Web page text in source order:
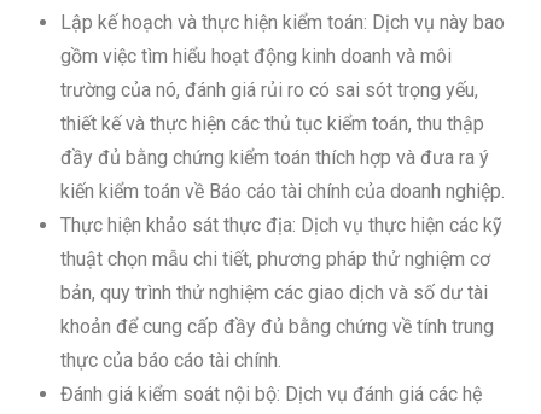
Lập kế hoạch và thực hiện kiểm toán: Dịch vụ này bao
gồm việc tìm hiểu hoạt động kinh doanh và môi
trường của nó, đánh giá rủi ro có sai sót trọng yếu,
thiết kế và thực hiện các thủ tục kiểm toán, thu thập
đầy đủ bằng chứng kiểm toán thích hợp và đưa ra ý
kiến kiểm toán về Báo cáo tài chính của doanh nghiệp.
Thực hiện khảo sát thực địa: Dịch vụ thực hiện các kỹ
thuật chọn mẫu chi tiết, phương pháp thử nghiệm cơ
bản, quy trình thử nghiệm các giao dịch và số dư tài
khoản để cung cấp đầy đủ bằng chứng về tính trung
thực của báo cáo tài chính.
Đánh giá kiểm soát nội bộ: Dịch vụ đánh giá các hệ